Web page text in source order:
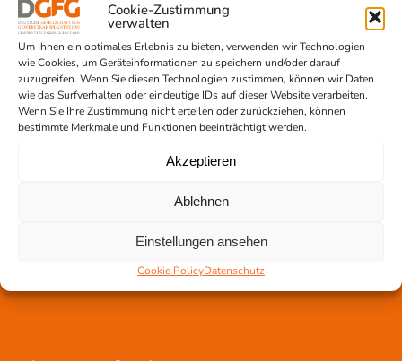
Cookie-Zustimmung
verwalten
Um Ihnen ein optimales Erlebnis zu bieten, verwenden wir Technologien
wie Cookies, um Geräteinformationen zu speichern und/oder darauf
zuzugreifen. Wenn Sie diesen Technologien zustimmen, können wir Daten
wie das Surfverhalten oder eindeutige IDs auf dieser Website verarbeiten.
Wenn Sie Ihre Zustimmung nicht erteilen oder zurückziehen, können
bestimmte Merkmale und Funktionen beeinträchtigt werden.
Akzeptieren
Ablehnen
Einstellungen ansehen
Cookie PolicyDatenschutz
Kontakt
Team Hannover
Spendestandorte
Vermittlungsstelle
Gewebeprozessierung
Transplantatvermittlung